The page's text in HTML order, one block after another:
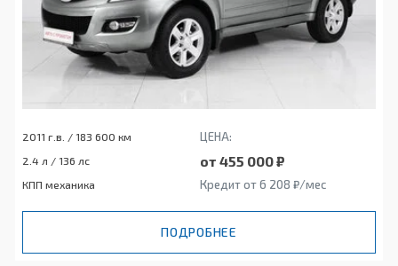
2011 г.в. / 183 600 км ЦЕНА:
2.4 л / 136 лс от 455 000 ₽
КПП механика Кредит от 6 208 ₽/мес
ПОДРОБНЕЕ